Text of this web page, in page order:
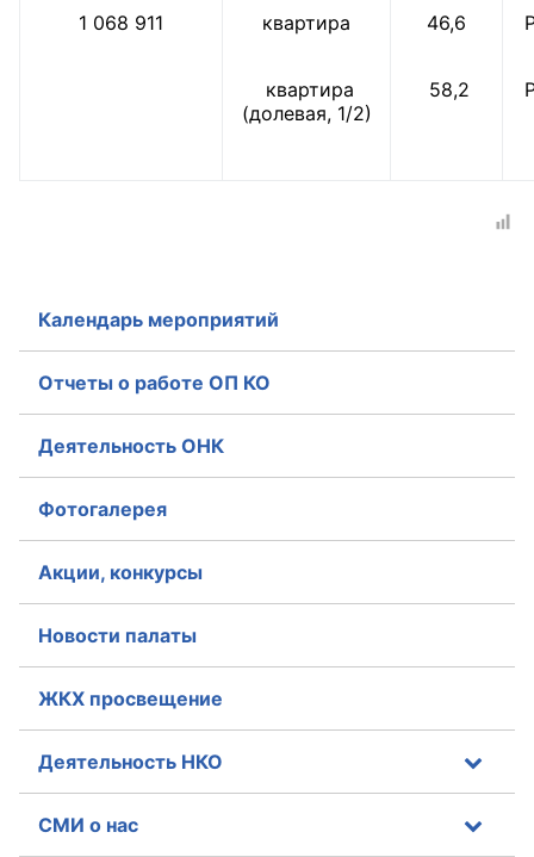
оказания услуг
Общественный штаб
Члены ОП КО
Регламент ОП КО
Положения
Соглашения
Рекомендации
Аппарат ОП КО
1 068 911 квартира
квартира
(долевая, 1/2)
46,6
58,2
Календарь мероприятий
Отчеты о работе ОП КО
Деятельность ОНК
Фотогалерея
Акции, конкурсы
Новости палаты
ЖКХ просвещение
Деятельность НКО
СМИ о нас